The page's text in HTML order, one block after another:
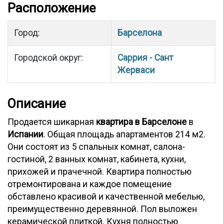
Расположение
Город: Барселона
Городской округ:
Саррия - Сант
Жерваси
Описание
Продается шикарная квартира в Барселоне в
Испании. Общая площадь апартаментов 214 м2.
Они состоят из 5 спальных комнат, салона-
гостиной, 2 ванных комнат, кабинета, кухни,
прихожей и прачечной. Квартира полностью
отремонтирована и каждое помещение
обставлено красивой и качественной мебелью,
преимущественно деревянной. Пол выложен
керамической плиткой. Кухня полностью